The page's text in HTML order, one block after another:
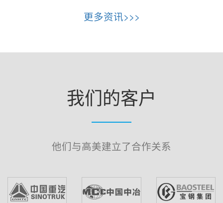
更多资讯>>>
我们的客户
他们与高美建立了合作关系